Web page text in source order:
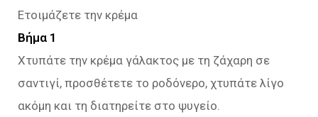
Ετοιμάζετε την κρέμα
Βήμα 1
Χτυπάτε την κρέμα γάλακτος με τη ζάχαρη σε
σαντιγί, προσθέτετε το ροδόνερο, χτυπάτε λίγο
ακόμη και τη διατηρείτε στο ψυγείο.